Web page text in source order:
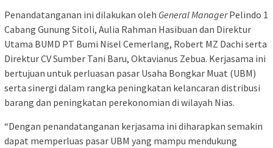
Penandatanganan ini dilakukan oleh General ManagerPelindo 1
Cabang Gunung Sitoli, Aulia Rahman Hasibuan dan Direktur
Utama BUMD PT Bumi Nisel Cemerlang, Robert MZ Dachi serta
Direktur CV Sumber Tani Baru, Oktavianus Zebua. Kerjasama ini
bertujuan untuk perluasan pasar Usaha Bongkar Muat (UBM)
serta sinergi dalam rangka peningkatan kelancaran distribusi
barang dan peningkatan perekonomian di wilayah Nias.
“Dengan penandatanganan kerjasama ini diharapkan semakin
dapat memperluas pasar UBM yang mampu mendukung